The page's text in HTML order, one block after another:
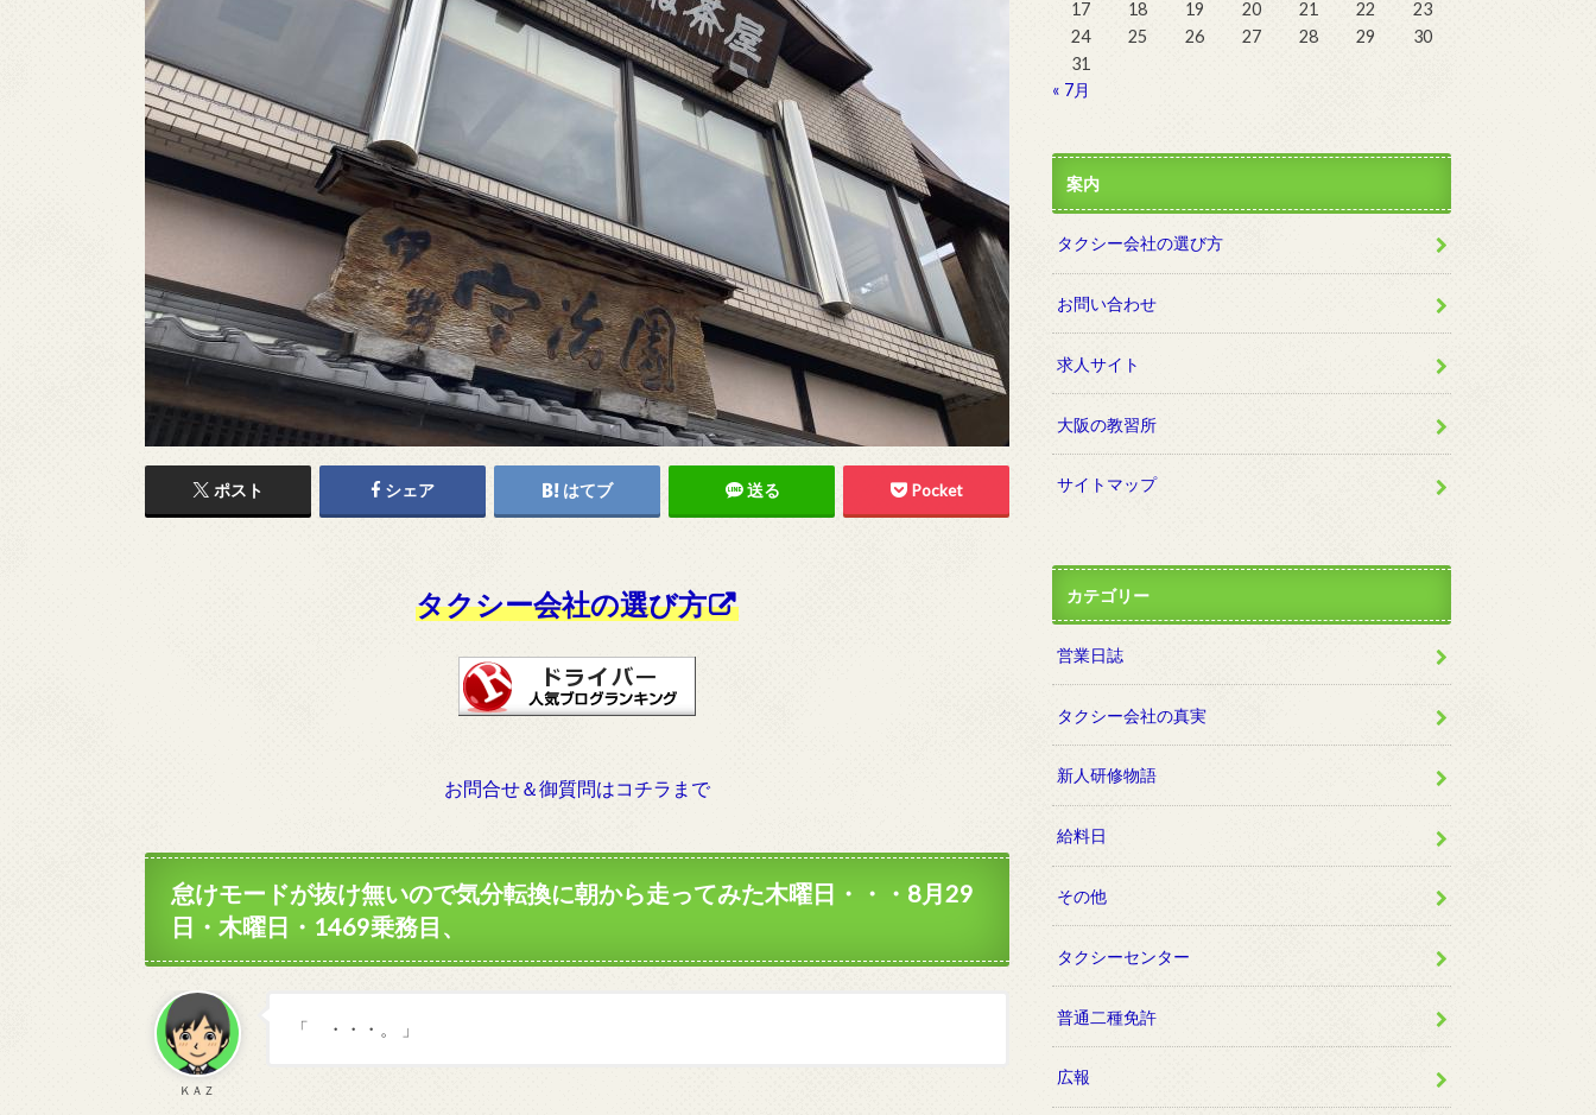
ポスト シェア はてブ 送る Pocket
タクシー会社の選び方
お問合せ＆御質問はコチラまで
怠けモードが抜け無いので気分転換に朝から走ってみた木曜日・・・8月29
日・木曜日・1469乗務目、
ＫＡＺ
「 ・・・。 」
17
18 19 20 21 22
23
24
25 26 27 28 29
30
31
« 7月
案内
タクシー会社の選び方
お問い合わせ
求人サイト
大阪の教習所
サイトマップ
カテゴリー
営業日誌
タクシー会社の真実
新人研修物語
給料日
その他
タクシーセンター
普通二種免許
広報